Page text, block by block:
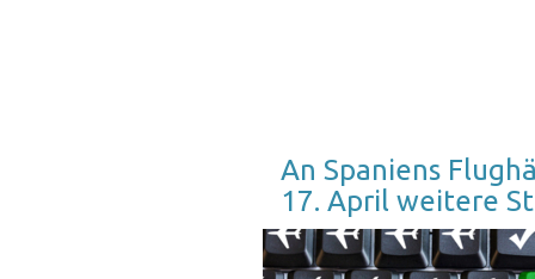
An Spaniens
17. April weitere